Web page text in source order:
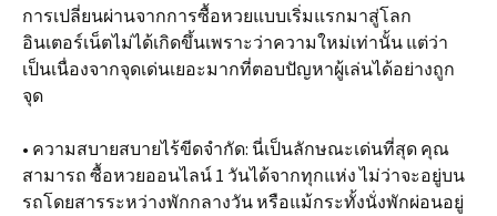
การเปลี่ยนผ่านจากการซื้อหวยแบบเริ่มแรกมาสู่โลก
อินเตอร์เน็ตไม่ได้เกิดขึ้นเพราะว่าความใหม่เท่านั้น แต่ว่า
เป็นเนื่องจากจุดเด่นเยอะมากที่ตอบปัญหาผู้เล่นได้อย่างถูก
จุด
• ความสบายสบายไร้ขีดจำกัด: นี่เป็นลักษณะเด่นที่สุด คุณ
สามารถ ซื้อหวยออนไลน์ 1 วันได้จากทุกแห่ง ไม่ว่าจะอยู่บน
รถโดยสารระหว่างพักกลางวัน หรือแม้กระทั้งนั่งพักผ่อนอยู่